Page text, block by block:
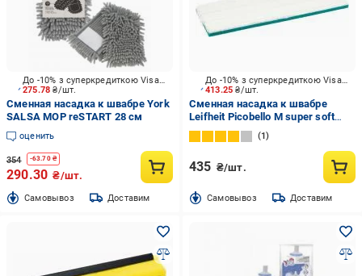
275.78₴/шт.
До -10% з суперкредиткою Visa Вигода
Сменная насадка к швабре York
SALSA МОР reSTART 28 см
оценить
354 -63.70₴
290.30 ₴/шт.
Cамовывоз Доставим
413.25₴/шт.
До -10% з суперкредиткою Visa Вигода
Сменная насадка к швабре
Leifheit Picobello M super soft
56608 33 см
1
435 ₴/шт.
Cамовывоз Доставим